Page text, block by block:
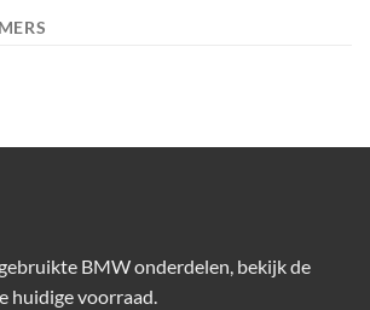
BMW onderdelen, bekijk de
huidige voorraad.